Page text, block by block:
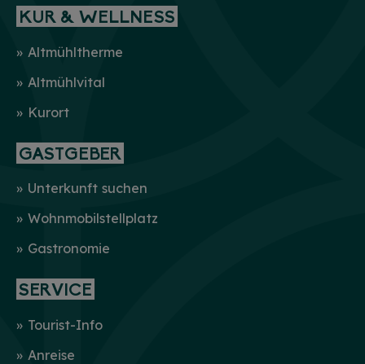
KUR & WELLNESS
Altmühltherme
Altmühlvital
Kurort
GASTGEBER
Unterkunft suchen
Wohnmobilstellplatz
Gastronomie
SERVICE
Tourist-Info
Anreise